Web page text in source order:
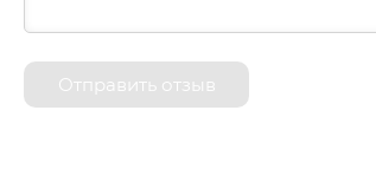
Отправить отзыв